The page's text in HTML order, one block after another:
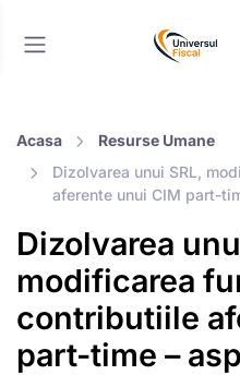
Acasa
Resurse Umane
Dizolvarea unui SRL,
aferente unui CIM part-
Dizolvarea
modificarea
contributiile
part-time –